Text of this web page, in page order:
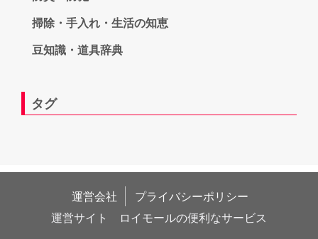
掃除・手入れ・生活の知恵
豆知識・道具辞典
タグ
運営会社
プライバシーポリシー
運営サイト　ロイモールの便利なサービス